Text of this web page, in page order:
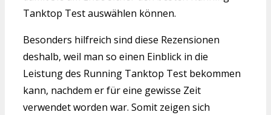
Tanktop Test auswählen können.
Besonders hilfreich sind diese Rezensionen
deshalb, weil man so einen Einblick in die
Leistung des Running Tanktop Test bekommen
kann, nachdem er für eine gewisse Zeit
verwendet worden war. Somit zeigen sich